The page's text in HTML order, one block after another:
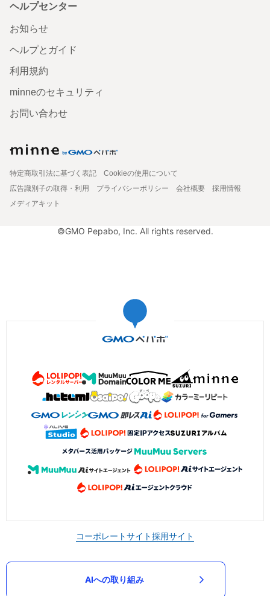
ヘルプセンター
お知らせ
ヘルプとガイド
利用規約
minneのセキュリティ
お問い合わせ
特定商取引法に基づく表記
Cookieの使用について
広告識別子の取得・利用
プライバシーポリシー 会社概要
採用情報
メディアキット
©GMO Pepabo, Inc. All rights reserved.
コーポレートサイト採用サイト
AIへの取り組み